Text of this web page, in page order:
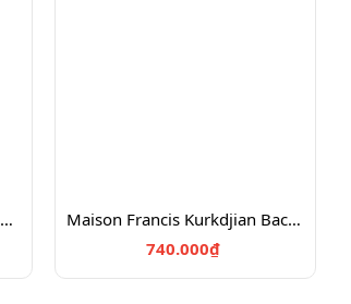
Louis Vuitton Ombre Nomade Chiết 10ml
Maison Francis Kurkdjian Baccarat Rouge 540 Chiết 10ml
740.000₫